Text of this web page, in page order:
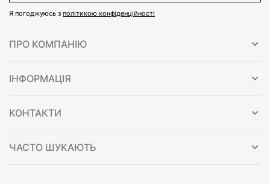
Я погоджуюсь з політикою конфіденційності
ПРО КОМПАНІЮ
ІНФОРМАЦІЯ
КОНТАКТИ
ЧАСТО ШУКАЮТЬ